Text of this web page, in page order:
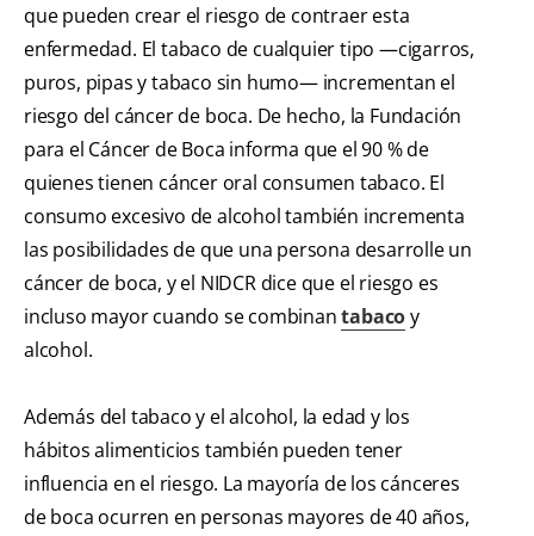
que pueden crear el riesgo de contraer esta
enfermedad. El tabaco de cualquier tipo —cigarros,
puros, pipas y tabaco sin humo— incrementan el
riesgo del cáncer de boca. De hecho, la Fundación
para el Cáncer de Boca informa que el 90 % de
quienes tienen cáncer oral consumen tabaco. El
consumo excesivo de alcohol también incrementa
las posibilidades de que una persona desarrolle un
cáncer de boca, y el NIDCR dice que el riesgo es
incluso mayor cuando se combinantabacoy
alcohol.
Además del tabaco y el alcohol, la edad y los
hábitos alimenticios también pueden tener
influencia en el riesgo. La mayoría de los cánceres
de boca ocurren en personas mayores de 40 años,